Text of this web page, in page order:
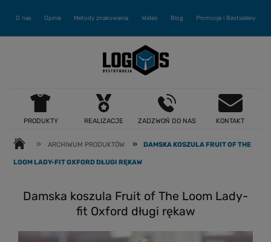
O nas Opinie Metody znakowania Wideo Blog Promocje i Bestsellery
PRODUKTY REALIZACJE ZADZWOŃ DO NAS KONTAKT
» ARCHIWUM PRODUKTÓW » DAMSKA KOSZULA FRUIT OF THE
LOOM LADY-FIT OXFORD DŁUGI RĘKAW
Damska koszula Fruit of The Loom Lady-
fit Oxford długi rękaw